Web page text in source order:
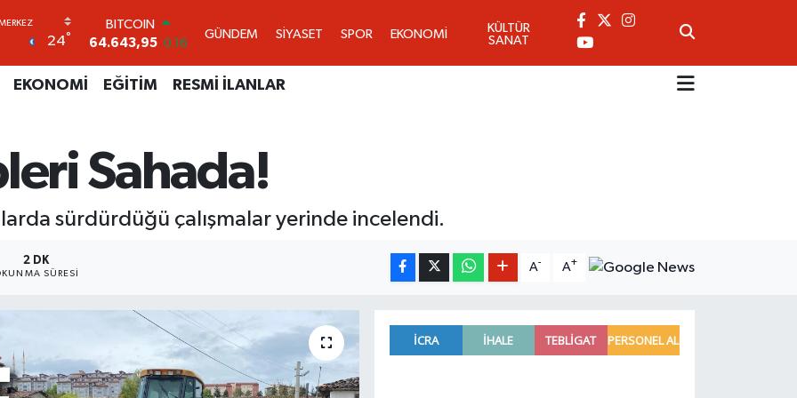
24°
DOLAR
47,6704 0
55,0406 -0.08
6500.87
BİST100
13.799
70
BITCOIN
64.643,95 0.16
GÜNDEM SİYASET SPOR EKONOMİ
KÜLTÜR
SANAT
EKONOMİ EĞİTİM RESMİ İLANLAR
Sahada!
sürdürdüğü çalışmalar yerinde incelendi.
2 DK
SÜRESI
A- A+